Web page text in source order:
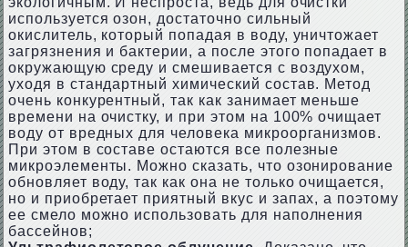
используется озон, достаточно сильный
окислитель, который попадая в воду, уничтожает
загрязнения и бактерии, а после этого попадает в
окружающую среду и смешивается с воздухом,
уходя в стандартный химический состав. Метод
очень конкурентный, так как занимает меньше
времени на очистку, и при этом на 100% очищает
воду от вредных для человека микроорганизмов.
При этом в составе остаются все полезные
микроэлементы. Можно сказать, что озонирование
обновляет воду, так как она не только очищается,
но и приобретает приятный вкус и запах, а поэтому
ее смело можно использовать для наполнения
бассейнов;